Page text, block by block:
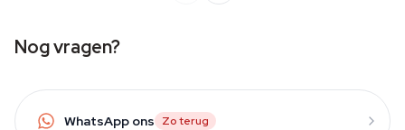
Nog vragen?
WhatsApp ons Zo terug